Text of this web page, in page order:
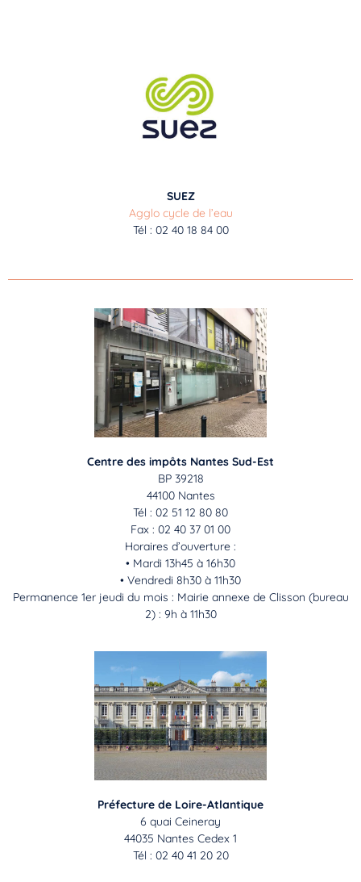
SUEZ
Agglo cycle de l’eau
Tél : 02 40 18 84 00
Centre des impôts Nantes Sud-Est
BP 39218
44100 Nantes
Tél : 02 51 12 80 80
Fax : 02 40 37 01 00
Horaires d’ouverture :
• Mardi 13h45 à 16h30
• Vendredi 8h30 à 11h30
Permanence 1er jeudi du mois : Mairie annexe de Clisson (bureau
2) : 9h à 11h30
Préfecture de Loire-Atlantique
6 quai Ceineray
44035 Nantes Cedex 1
Tél : 02 40 41 20 20